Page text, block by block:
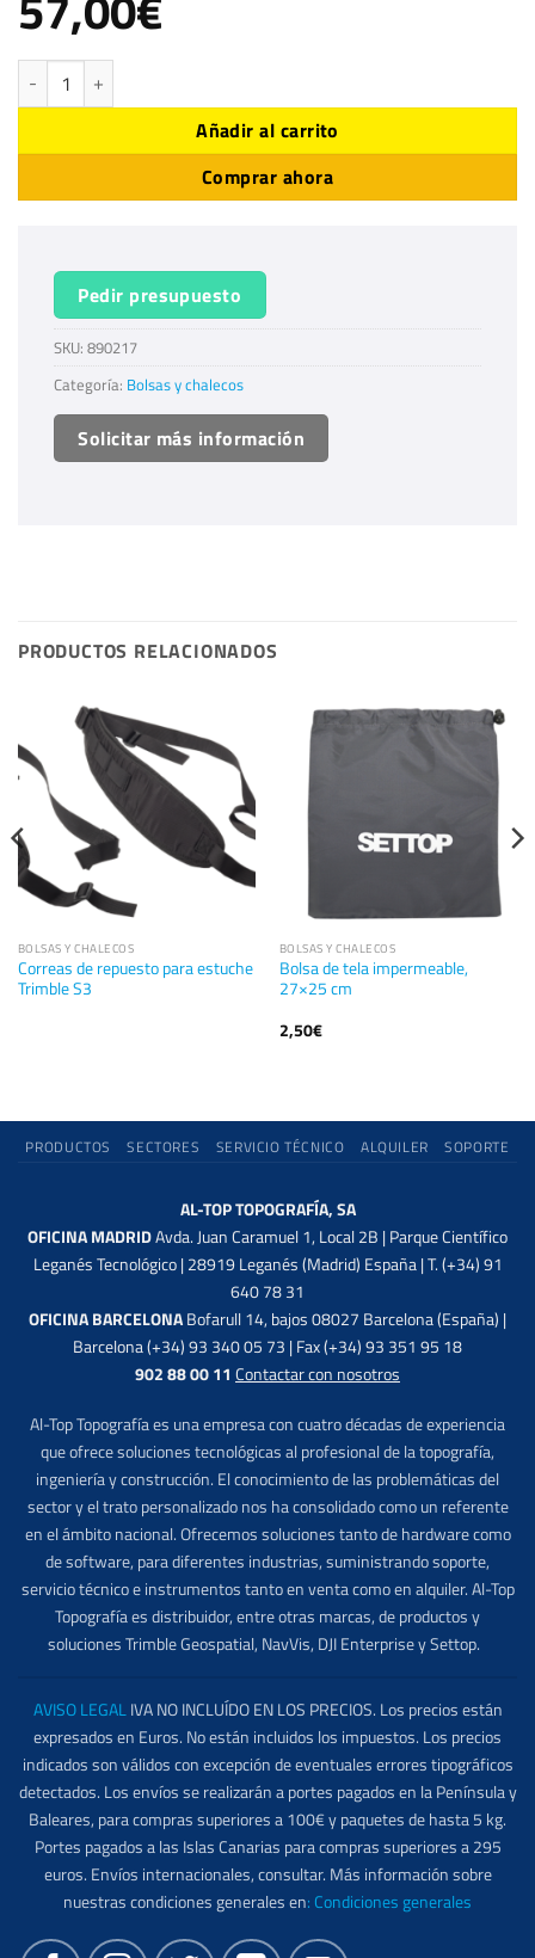
Bolsa para receptores GPS-GIS cantidad
Añadir al carrito
Comprar ahora
Pedir presupuesto
SKU: 890217
Categoría: Bolsas y chalecos
Solicitar más información
PRODUCTOS RELACIONADOS
BOLSAS Y CHALECOS
Correas de repuesto para estuche
Trimble S3
BOLSAS Y CHALECOS
Bolsa de tela impermeable,
27×25 cm
2,50€
PRODUCTOS SECTORES SERVICIO TÉCNICO ALQUILER SOPORTE
AL-TOP TOPOGRAFÍA, SA
OFICINA MADRIDAvda. Juan Caramuel 1, Local 2B | Parque Científico
Leganés Tecnológico | 28919 Leganés (Madrid) España | T. (+34) 91
640 78 31
OFICINA BARCELONABofarull 14, bajos 08027 Barcelona (España) |
Barcelona (+34) 93 340 05 73 | Fax (+34) 93 351 95 18
902 88 00 11 Contactar con nosotros
Al-Top Topografía es una empresa con cuatro décadas de experiencia
que ofrece soluciones tecnológicas al profesional de la topografía,
ingeniería y construcción. El conocimiento de las problemáticas del
sector y el trato personalizado nos ha consolidado como un referente
en el ámbito nacional. Ofrecemos soluciones tanto de hardware como
de software, para diferentes industrias, suministrando soporte,
servicio técnico e instrumentos tanto en venta como en alquiler. Al-Top
Topografía es distribuidor, entre otras marcas, de productos y
soluciones Trimble Geospatial, NavVis, DJI Enterprise y Settop.
AVISO LEGALIVA NO INCLUÍDO EN LOS PRECIOS. Los precios están
expresados en Euros. No están incluidos los impuestos. Los precios
indicados son válidos con excepción de eventuales errores tipográficos
detectados. Los envíos se realizarán a portes pagados en la Península y
Baleares, para compras superiores a 100€ y paquetes de hasta 5 kg.
Portes pagados a las Islas Canarias para compras superiores a 295
euros. Envíos internacionales, consultar. Más información sobre
nuestras condiciones generales en: Condiciones generales